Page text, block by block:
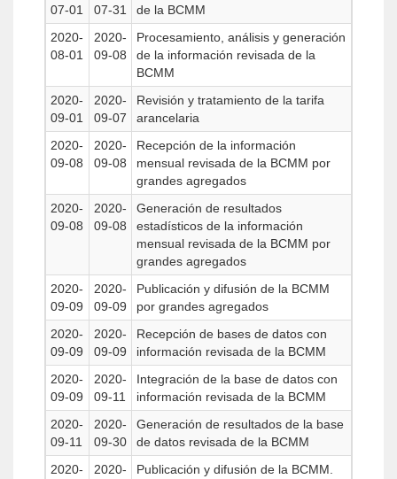
07-01
07-31
de la BCMM
2020-
08-01
2020-
09-08
Procesamiento, análisis y generación
de la información revisada de la
BCMM
2020-
09-01
2020-
09-07
Revisión y tratamiento de la tarifa
arancelaria
2020-
09-08
2020-
09-08
Recepción de la información
mensual revisada de la BCMM por
grandes agregados
2020-
09-08
2020-
09-08
Generación de resultados
estadísticos de la información
mensual revisada de la BCMM por
grandes agregados
2020-
09-09
2020-
09-09
Publicación y difusión de la BCMM
por grandes agregados
2020-
09-09
2020-
09-09
Recepción de bases de datos con
información revisada de la BCMM
2020-
09-09
2020-
09-11
Integración de la base de datos con
información revisada de la BCMM
2020-
09-11
2020-
09-30
Generación de resultados de la base
de datos revisada de la BCMM
2020-
2020- Publicación y difusión de la BCMM.